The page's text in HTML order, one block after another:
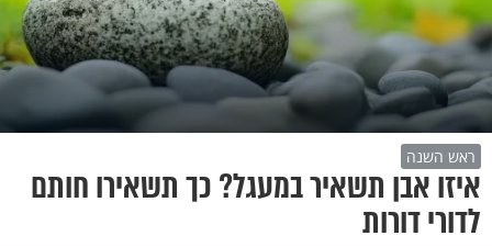
ראש השנה
איזו אבן תשאיר במעגל? כך תשאירו חותם
לדורי דורות